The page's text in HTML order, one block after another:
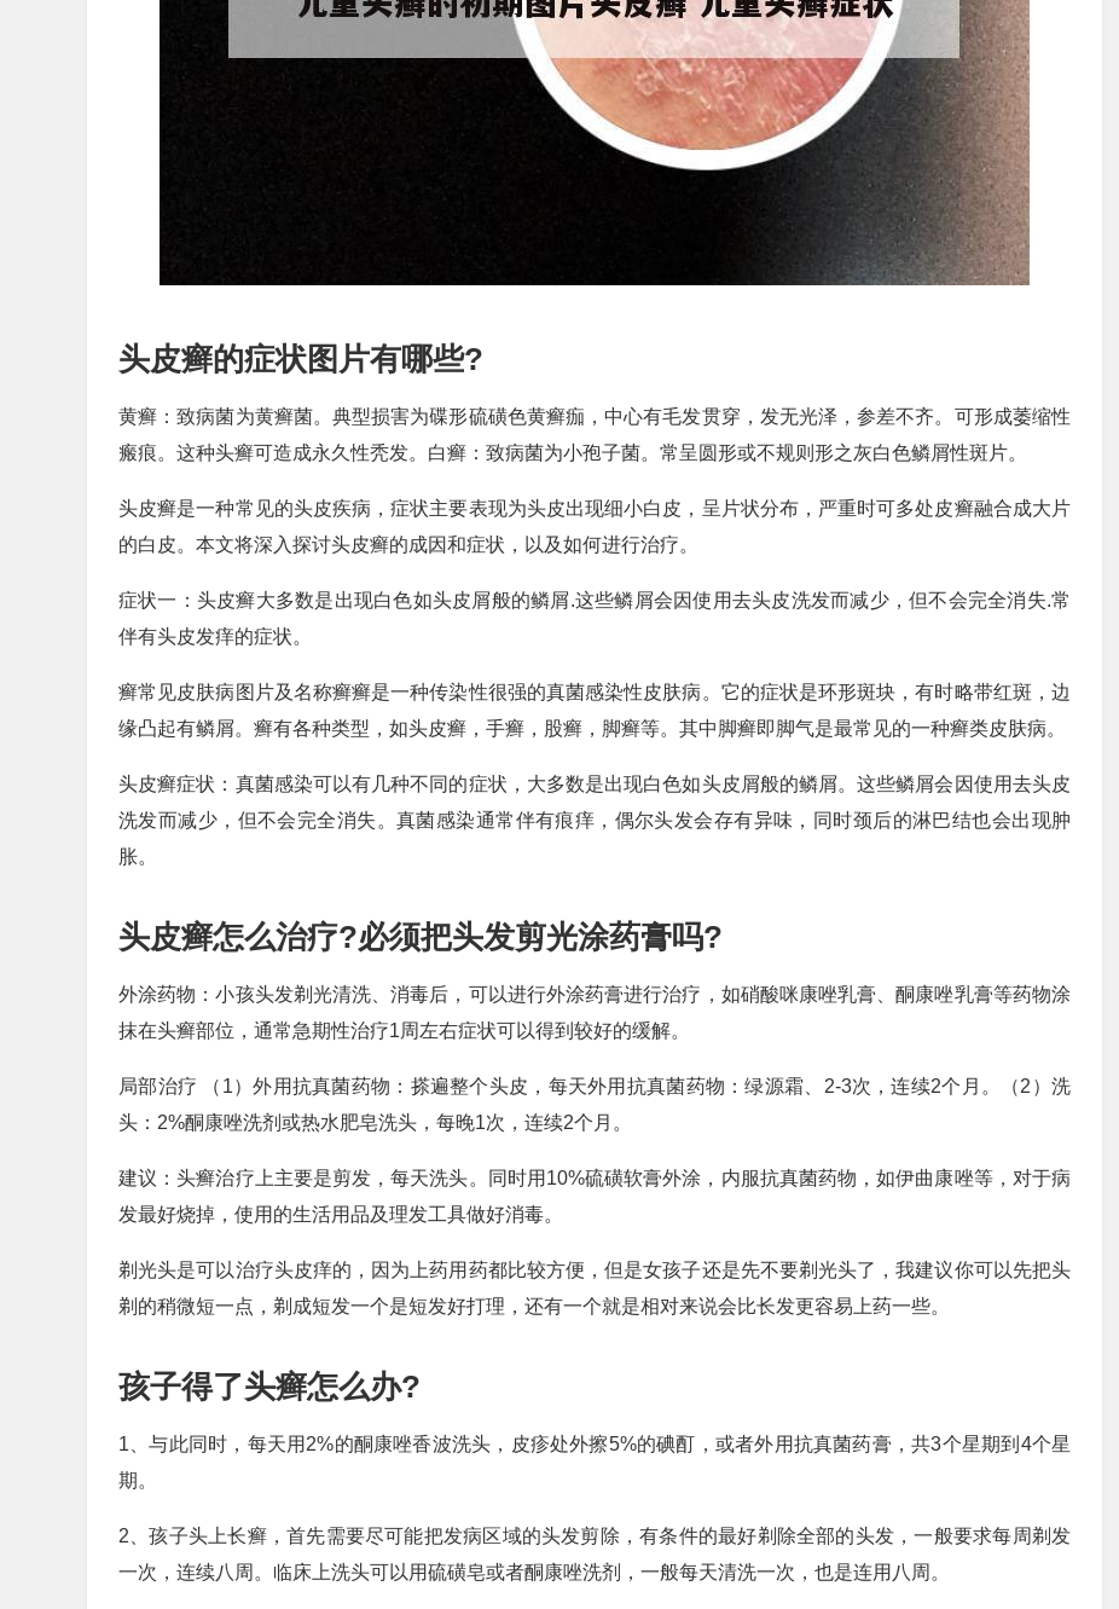
头皮癣的症状图片有哪些?
黄癣：致病菌为黄癣菌。典型损害为碟形硫磺色黄癣痂，中心有毛发贯穿，发无光泽，参差不齐。可形成萎缩性
瘢痕。这种头癣可造成永久性秃发。白癣：致病菌为小孢子菌。常呈圆形或不规则形之灰白色鳞屑性斑片。
头皮癣是一种常见的头皮疾病，症状主要表现为头皮出现细小白皮，呈片状分布，严重时可多处皮癣融合成大片
的白皮。本文将深入探讨头皮癣的成因和症状，以及如何进行治疗。
症状一：头皮癣大多数是出现白色如头皮屑般的鳞屑.这些鳞屑会因使用去头皮洗发而减少，但不会完全消失.常
伴有头皮发痒的症状。
癣常见皮肤病图片及名称癣癣是一种传染性很强的真菌感染性皮肤病。它的症状是环形斑块，有时略带红斑，边
缘凸起有鳞屑。癣有各种类型，如头皮癣，手癣，股癣，脚癣等。其中脚癣即脚气是最常见的一种癣类皮肤病。
头皮癣症状：真菌感染可以有几种不同的症状，大多数是出现白色如头皮屑般的鳞屑。这些鳞屑会因使用去头皮
洗发而减少，但不会完全消失。真菌感染通常伴有痕痒，偶尔头发会存有异味，同时颈后的淋巴结也会出现肿
胀。
头皮癣怎么治疗?必须把头发剪光涂药膏吗?
外涂药物：小孩头发剃光清洗、消毒后，可以进行外涂药膏进行治疗，如硝酸咪康唑乳膏、酮康唑乳膏等药物涂
抹在头癣部位，通常急期性治疗1周左右症状可以得到较好的缓解。
局部治疗 （1）外用抗真菌药物：搽遍整个头皮，每天外用抗真菌药物：绿源霜、2-3次，连续2个月。（2）洗
头：2%酮康唑洗剂或热水肥皂洗头，每晚1次，连续2个月。
建议：头癣治疗上主要是剪发，每天洗头。同时用10%硫磺软膏外涂，内服抗真菌药物，如伊曲康唑等，对于病
发最好烧掉，使用的生活用品及理发工具做好消毒。
剃光头是可以治疗头皮痒的，因为上药用药都比较方便，但是女孩子还是先不要剃光头了，我建议你可以先把头
剃的稍微短一点，剃成短发一个是短发好打理，还有一个就是相对来说会比长发更容易上药一些。
孩子得了头癣怎么办?
1、与此同时，每天用2%的酮康唑香波洗头，皮疹处外擦5%的碘酊，或者外用抗真菌药膏，共3个星期到4个星
期。
2、孩子头上长癣，首先需要尽可能把发病区域的头发剪除，有条件的最好剃除全部的头发，一般要求每周剃发
一次，连续八周。临床上洗头可以用硫磺皂或者酮康唑洗剂，一般每天清洗一次，也是连用八周。